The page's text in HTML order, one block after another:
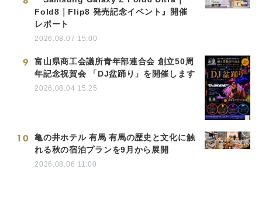
Fold8｜Flip8 発売記念イベント』開催
レポート
2026.08.07 15:00
9
富山県商工会議所青年部連合会 創立50周
年記念祝賀会 「DJ盆踊り」を開催します
2026.08.04 15:25
10
亀の井ホテル 有馬 有馬の歴史と文化に触
れる秋の宿泊プランを9月から展開
2026.08.06 11:00